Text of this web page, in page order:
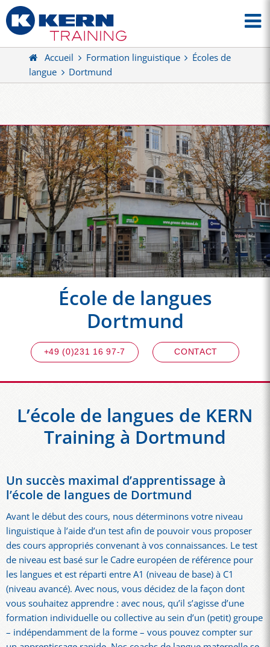
Accueil Formation linguistique
Écoles de
langue
Dortmund
École de langues
Dortmund
+49 (0)231 16 97-7 CONTACT
L’école de langues de KERN
Training à Dortmund
Un succès maximal d’apprentissage à
l’école de langues de Dortmund
Avant le début des cours, nous déterminons votre niveau
linguistique à l’aide d’un test afin de pouvoir vous proposer
des cours appropriés convenant à vos connaissances. Le test
de niveau est basé sur le Cadre européen de référence pour
les langues et est réparti entre A1 (niveau de base) à C1
(niveau avancé). Avec nous, vous décidez de la façon dont
vous souhaitez apprendre : avec nous, qu’il s’agisse d’une
formation individuelle ou collective au sein d’un (petit) groupe
– indépendamment de la forme – vous pouvez compter sur